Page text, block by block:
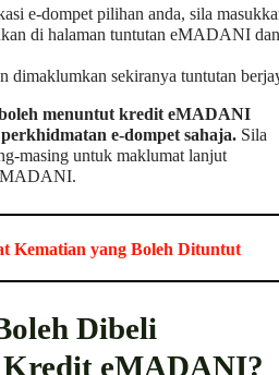
e-dompet pilihan anda, sila
di halaman tuntutan eMADANI dan
dimaklumkan sekiranya tuntutan
menuntut kredit eMADANI
e-dompet sahaja. Sila
masing untuk maklumat lanjut
Kematian yang Boleh Dituntut
Dibeli
eMADANI?